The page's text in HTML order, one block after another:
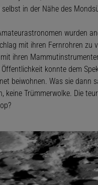
selbst in der Nähe des
wurden
mit ihren Fernrohren zu
ihren
konnte dem
beiwohnen. Was sie dann
keine Trümmerwolke. Die